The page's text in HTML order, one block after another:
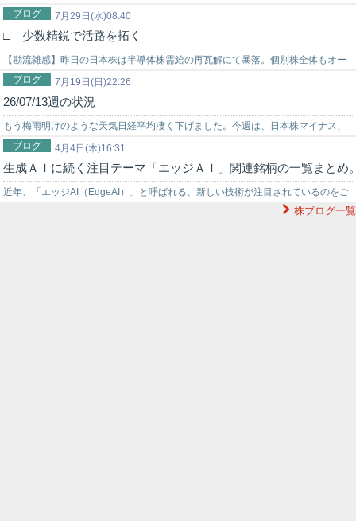
世界でチャンスを狙うなら信頼できる投資助言を得ることが重要です。弊社では
投資戦略に困っている初心者の投資家様をサポートする環境を…
7月29日(水)08:40
ブログ
□ 少数精鋭で活路を拓く
【勘流雑感】昨日の日本株は半導体株需給の再瓦解にて暴落。個別株全体もオー
バーシュート色を更に濃くした。本日も61,000円台前半から63,000円圏…
7月19日(日)22:26
ブログ
26/07/13週の状況
もう梅雨明けのような天気日経平均凄く下げました。今週は、日本株マイナス、
米国株マイナス、為替プラス、取引系プラスで全体でマイナスでした。日経平均
程の…
4月4日(木)16:31
ブログ
生成ＡＩに続く注目テーマ「エッジＡＩ」関連銘柄の一覧まとめ
近年、「エッジAI（EdgeAI）」と呼ばれる、新しい技術が注目されているのをご
存知だろうか？エッジAI向けの次世代半導体の研究開発に”政府がおよそ…株ブログ一覧